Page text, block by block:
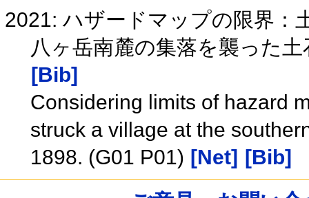
2021: ハザードマップの限界：
八ヶ岳南麓の集落を襲った
[Bib]
Considering limits of hazard
struck a village at the
1898. (G01 P01) [Net] [Bib]